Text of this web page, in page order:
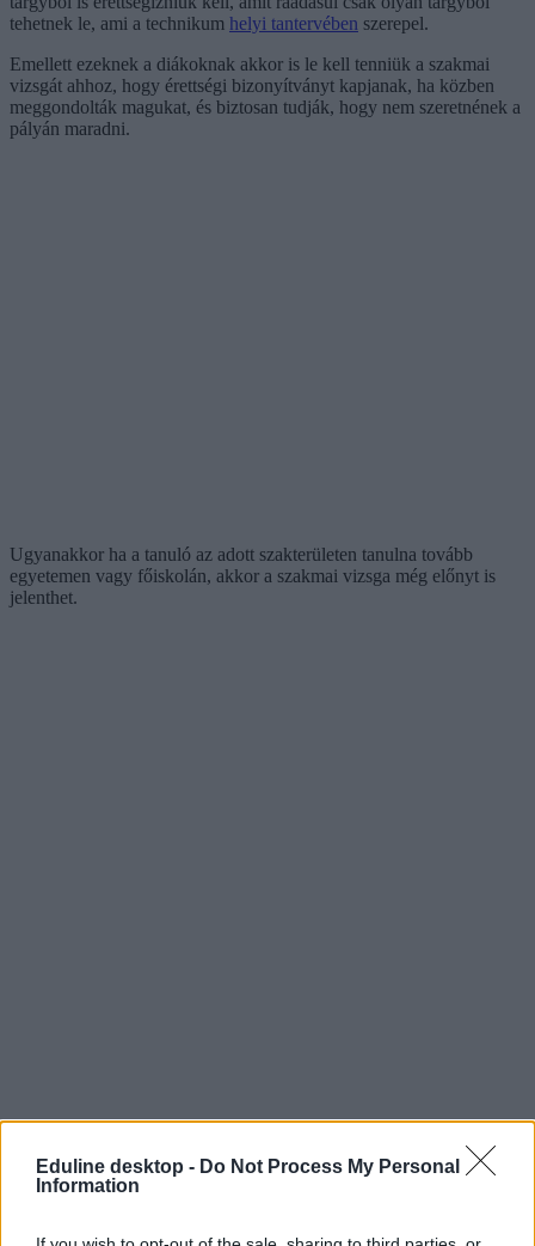
Eduline desktop - Do Not Process My Personal
Information
tehetnek le, ami a technikum helyi tantervében szerepel.
Emellett ezeknek a diákoknak akkor is le kell tenniük a szakmai
vizsgát ahhoz, hogy érettségi bizonyítványt kapjanak, ha közben
meggondolták magukat, és biztosan tudják, hogy nem szeretnének a
pályán maradni.
Ugyanakkor ha a tanuló az adott szakterületen tanulna tovább
egyetemen vagy főiskolán, akkor a szakmai vizsga még előnyt is
jelenthet.